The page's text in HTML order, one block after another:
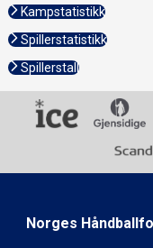
Kampstatistikk
Spillerstatistikk
Spillerstall
Norges